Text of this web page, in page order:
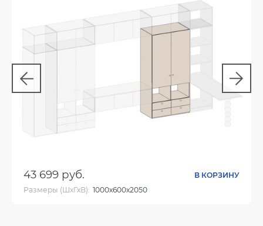
43 699 руб.
В КОРЗИНУ
Размеры (ШхГхВ): 1000х600х2050